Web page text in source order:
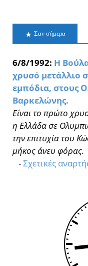
Σαν σήμερα
6/8/1992: Η
χρυσό μετάλλιο
εμπόδια, στους
Βαρκελώνης.
Είναι το πρώτο
η Ελλάδα σε
την επιτυχία του
μήκος άνευ φόρας.
-Σχετικές